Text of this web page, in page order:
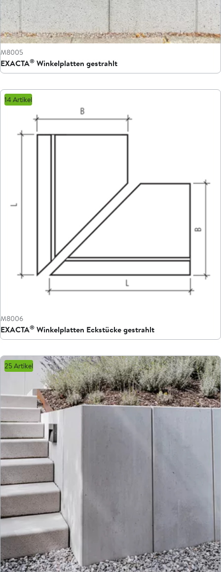
M8005
EXACTA® Winkelplatten gestrahlt
14 Artikel
M8006
EXACTA® Winkelplatten Eckstücke gestrahlt
25 Artikel